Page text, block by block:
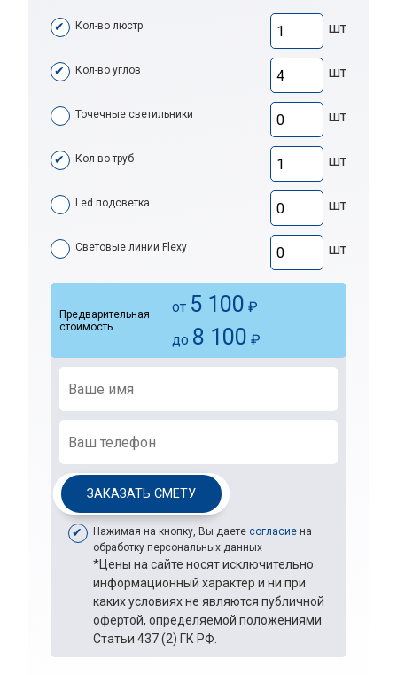
Кол-во люстр шт
Кол-во углов шт
Точечные светильники шт
Кол-во труб шт
Led подсветка шт
Световые линии Flexy шт
Предварительная
стоимость
от 5 100 ₽
до 8 100 ₽
ЗАКАЗАТЬ СМЕТУ
Нажимая на кнопку, Вы даете согласие на
обработку персональных данных
*Цены на сайте носят исключительно
информационный характер и ни при
каких условиях не являются публичной
офертой, определяемой положениями
Статьи 437 (2) ГК РФ.